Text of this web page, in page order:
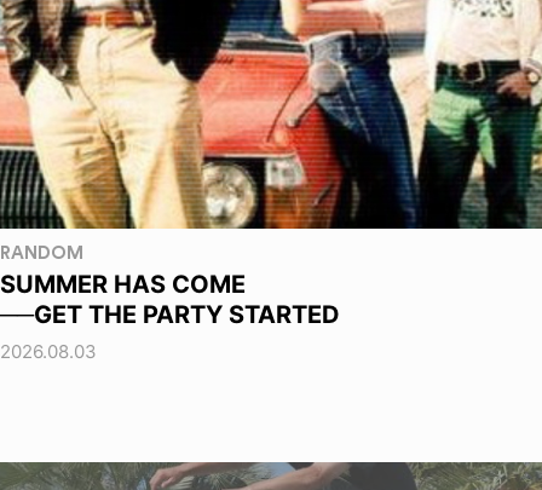
RANDOM
SUMMER HAS COME
──GET THE PARTY STARTED
2026.08.03